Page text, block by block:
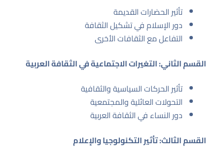
تأثير الحضارات القديمة
دور الإسلام في تشكيل الثقافة
التفاعل مع الثقافات الأخرى
القسم الثاني: التغيرات الاجتماعية في الثقافة العربية
تأثير الحركات السياسية والثقافية
التحولات العائلية والمجتمعية
دور النساء في الثقافة العربية
القسم الثالث: تأثير التكنولوجيا والإعلام